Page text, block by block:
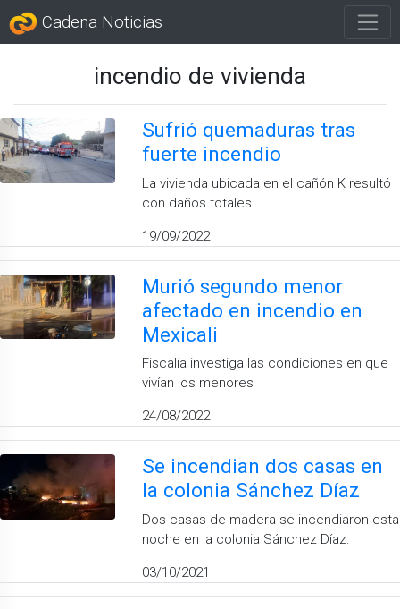
Cadena Noticias
incendio de vivienda
Sufrió quemaduras tras
fuerte incendio
La vivienda ubicada en el cañón K resultó
con daños totales
19/09/2022
Murió segundo menor
afectado en incendio en
Mexicali
Fiscalía investiga las condiciones en que
vivían los menores
24/08/2022
Se incendian dos casas en
la colonia Sánchez Díaz
Dos casas de madera se incendiaron esta
noche en la colonia Sánchez Díaz.
03/10/2021